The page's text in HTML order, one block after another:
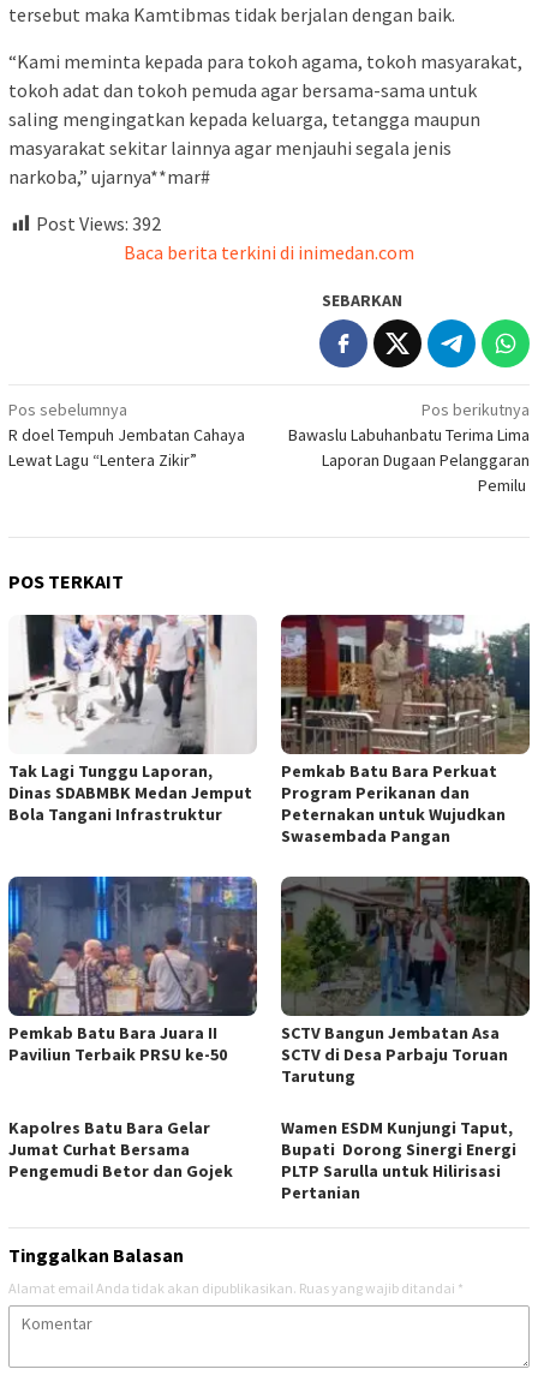
tersebut maka Kamtibmas tidak berjalan dengan baik.
“Kami meminta kepada para tokoh agama, tokoh masyarakat,
tokoh adat dan tokoh pemuda agar bersama-sama untuk
saling mengingatkan kepada keluarga, tetangga maupun
masyarakat sekitar lainnya agar menjauhi segala jenis
narkoba,” ujarnya**mar#
Post Views: 392
Baca berita terkini di inimedan.com
SEBARKAN
Navigasi
pos
Pos sebelumnya
R doel Tempuh Jembatan Cahaya
Lewat Lagu “Lentera Zikir”
Pos berikutnya
Bawaslu Labuhanbatu Terima Lima
Laporan Dugaan Pelanggaran
Pemilu
POS TERKAIT
Tak Lagi Tunggu Laporan,
Dinas SDABMBK Medan Jemput
Bola Tangani Infrastruktur
Pemkab Batu Bara Perkuat
Program Perikanan dan
Peternakan untuk Wujudkan
Swasembada Pangan
Pemkab Batu Bara Juara II
Paviliun Terbaik PRSU ke-50
SCTV Bangun Jembatan Asa
SCTV di Desa Parbaju Toruan
Tarutung
Kapolres Batu Bara Gelar
Jumat Curhat Bersama
Pengemudi Betor dan Gojek
Wamen ESDM Kunjungi Taput,
Bupati Dorong Sinergi Energi
PLTP Sarulla untuk Hilirisasi
Pertanian
Tinggalkan Balasan
Alamat email Anda tidak akan dipublikasikan. Ruas yang wajib ditandai *